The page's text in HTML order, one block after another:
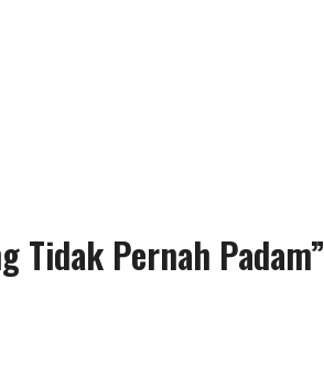
Tidak Pernah Padam”